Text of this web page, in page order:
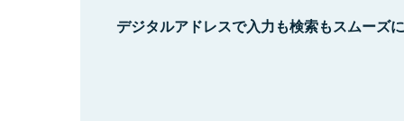
デジタルアドレスで入力も検索もスムーズ